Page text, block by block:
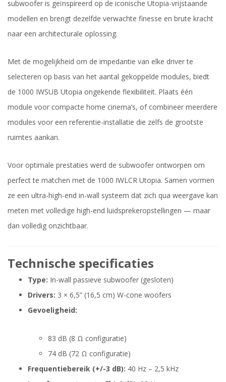
subwoofer is geïnspireerd op de iconische Utopia-vrijstaande
modellen en brengt dezelfde verwachte finesse en brute kracht
naar een architecturale oplossing.
Met de mogelijkheid om de impedantie van elke driver te
selecteren op basis van het aantal gekoppelde modules, biedt
de 1000 IWSUB Utopia ongekende flexibiliteit. Plaats één
module voor compacte home cinema’s, of combineer meerdere
modules voor een referentie-installatie die zelfs de grootste
ruimtes aankan.
Voor optimale prestaties werd de subwoofer ontworpen om
perfect te matchen met de 1000 IWLCR Utopia. Samen vormen
ze een ultra-high-end in-wall systeem dat zich qua weergave kan
meten met volledige high-end luidsprekeropstellingen — maar
dan volledig onzichtbaar.
Technische specificaties
Type: In-wall passieve subwoofer (gesloten)
Drivers: 3 × 6,5” (16,5 cm) W-cone woofers
Gevoeligheid:
83 dB (8 Ω configuratie)
74 dB (72 Ω configuratie)
Frequentiebereik (+/-3 dB): 40 Hz – 2,5 kHz